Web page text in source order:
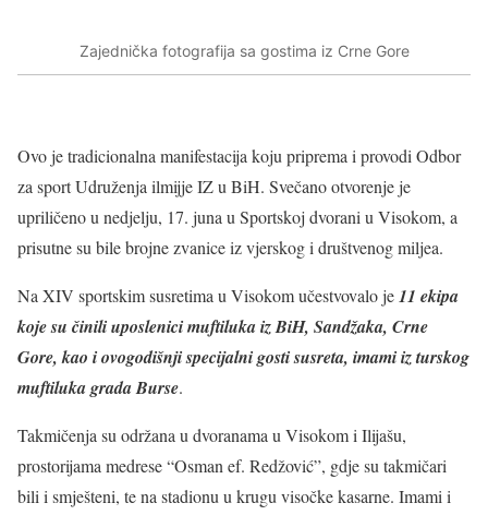
Zajednička fotografija sa gostima iz Crne Gore
Ovo je tradicionalna manifestacija koju priprema i provodi Odbor
za sport Udruženja ilmijje IZ u BiH. Svečano otvorenje je
upriličeno u nedjelju, 17. juna u Sportskoj dvorani u Visokom, a
prisutne su bile brojne zvanice iz vjerskog i društvenog miljea.
Na XIV sportskim susretima u Visokom učestvovalo je11 ekipa
koje su činili uposlenici muftiluka iz BiH, Sandžaka, Crne
Gore, kao i ovogodišnji specijalni gosti susreta, imami iz turskog
muftiluka grada Burse.
Takmičenja su održana u dvoranama u Visokom i Ilijašu,
prostorijama medrese “Osman ef. Redžović”, gdje su takmičari
bili i smješteni, te na stadionu u krugu visočke kasarne. Imami i